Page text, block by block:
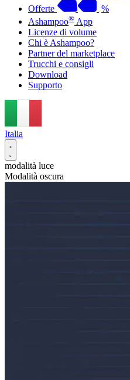
Offerte
%
Ashampoo® App
Licenze di volume
Chi è Ashampoo?
Partner del marketplace
Trucchi e consigli
Download
Supporto
Italia
modalità luce
Modalità oscura